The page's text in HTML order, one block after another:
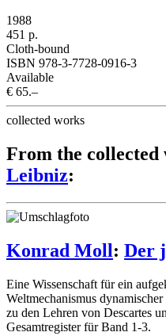
1988
451 p.
Cloth-bound
ISBN 978-3-7728-0916-3
Available
€ 65.–
collected works
From the collected
Leibniz:
Konrad Moll: Der
Eine Wissenschaft für ein
Weltmechanismus
zu den Lehren von Descartes
Gesamtregister für Band 1-3.